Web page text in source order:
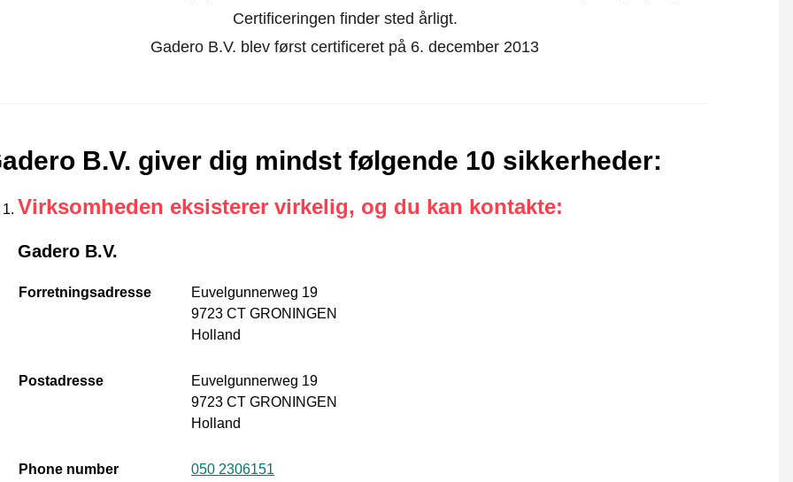
Certificeringen finder sted årligt.
Gadero B.V. blev først certificeret på 6. december 2013
B.V. giver dig mindst følgende 10 sikkerheder:
Virksomheden eksisterer virkelig, og du kan kontakte:
Gadero B.V.
Forretningsadresse
Euvelgunnerweg 19
9723 CT GRONINGEN
Holland
Postadresse
Euvelgunnerweg 19
9723 CT GRONINGEN
Holland
Phone number
050 2306151